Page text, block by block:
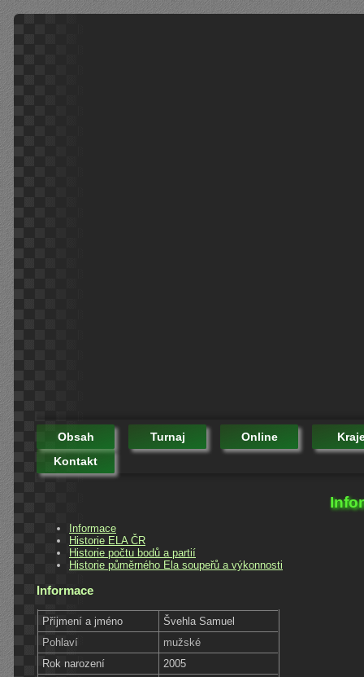
Obsah Turnaj Online
Kontakt
Informace
Historie ELA ČR
Historie počtu bodů a partií
Historie půměrného Ela soupeřů a výkonnosti
Informace
Příjmení a jméno
Švehla Samuel
Pohlaví
mužské
Rok narození
2005